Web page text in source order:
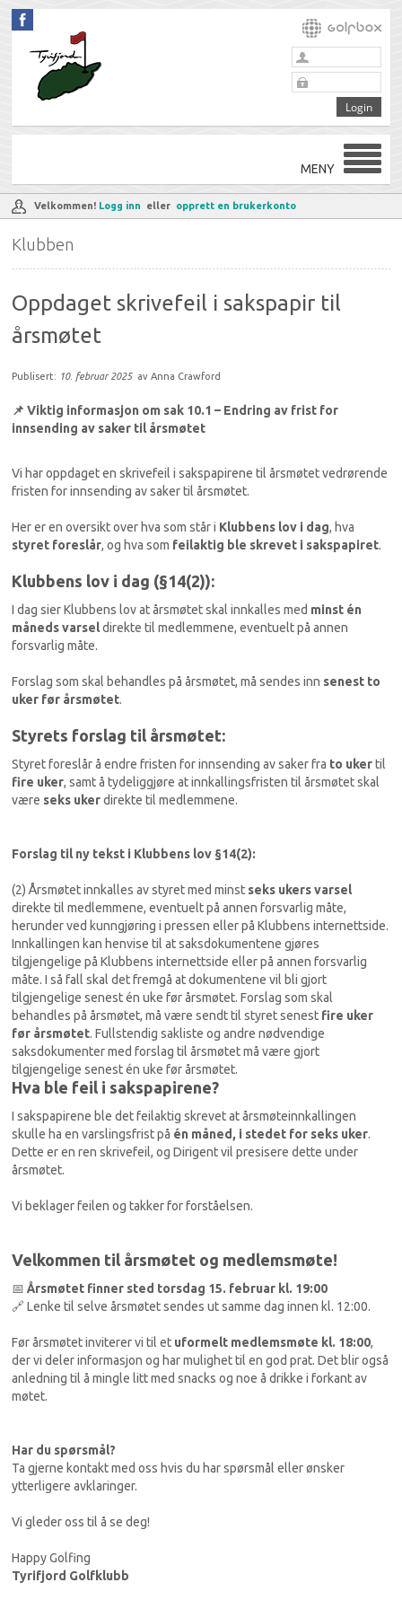
MENY
Velkommen! Logg inn eller opprett en brukerkonto
Klubben
Oppdaget skrivefeil i sakspapir til
årsmøtet
Publisert: 10. februar 2025av Anna Crawford
📌 Viktig informasjon om sak 10.1 – Endring av frist for
innsending av saker til årsmøtet
Vi har oppdaget en skrivefeil i sakspapirene til årsmøtet vedrørende
fristen for innsending av saker til årsmøtet.
Her er en oversikt over hva som står i Klubbens lov i dag, hva
styret foreslår, og hva som feilaktig ble skrevet i sakspapiret.
Klubbens lov i dag (§14(2)):
I dag sier Klubbens lov at årsmøtet skal innkalles med minst én
måneds varseldirekte til medlemmene, eventuelt på annen
forsvarlig måte.
Forslag som skal behandles på årsmøtet, må sendes inn senest to
uker før årsmøtet.
Styrets forslag til årsmøtet:
Styret foreslår å endre fristen for innsending av saker fra to ukertil
fire uker, samt å tydeliggjøre at innkallingsfristen til årsmøtet skal
være seks ukerdirekte til medlemmene.
Forslag til ny tekst i Klubbens lov §14(2):
(2) Årsmøtet innkalles av styret med minst seks ukers varsel
direkte til medlemmene, eventuelt på annen forsvarlig måte,
herunder ved kunngjøring i pressen eller på Klubbens internettside.
Innkallingen kan henvise til at saksdokumentene gjøres
tilgjengelige på Klubbens internettside eller på annen forsvarlig
måte. I så fall skal det fremgå at dokumentene vil bli gjort
tilgjengelige senest én uke før årsmøtet. Forslag som skal
behandles på årsmøtet, må være sendt til styret senest fire uker
før årsmøtet. Fullstendig sakliste og andre nødvendige
saksdokumenter med forslag til årsmøtet må være gjort
tilgjengelige senest én uke før årsmøtet.
Hva ble feil i sakspapirene?
I sakspapirene ble det feilaktig skrevet at årsmøteinnkallingen
skulle ha en varslingsfrist på én måned, i stedet for seks uker.
Dette er en ren skrivefeil, og Dirigent vil presisere dette under
årsmøtet.
Vi beklager feilen og takker for forståelsen.
Velkommen til årsmøtet og medlemsmøte!
📅Årsmøtet finner sted torsdag 15. februar kl. 19:00
🔗 Lenke til selve årsmøtet sendes ut samme dag innen kl. 12:00.
Før årsmøtet inviterer vi til et uformelt medlemsmøte kl. 18:00,
der vi deler informasjon og har mulighet til en god prat. Det blir også
anledning til å mingle litt med snacks og noe å drikke i forkant av
møtet.
Har du spørsmål?
Ta gjerne kontakt med oss hvis du har spørsmål eller ønsker
ytterligere avklaringer.
Vi gleder oss til å se deg!
Happy Golfing
Tyrifjord Golfklubb